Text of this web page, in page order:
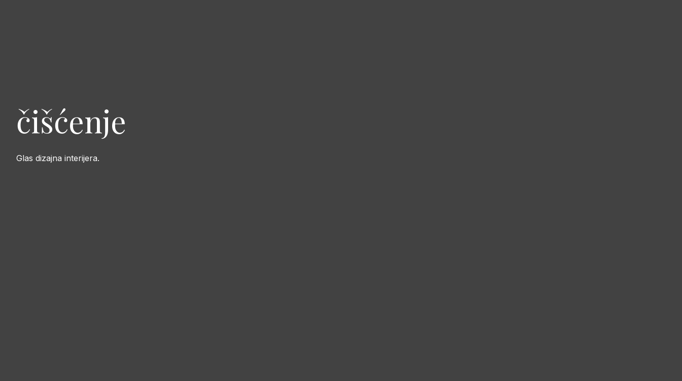
čišćenje
Glas dizajna interijera.